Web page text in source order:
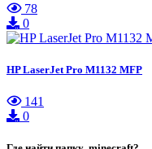
78
0
HP LaserJet Pro M1132 MFP
141
0